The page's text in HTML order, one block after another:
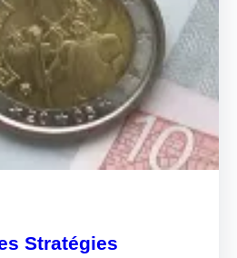
Stratégies